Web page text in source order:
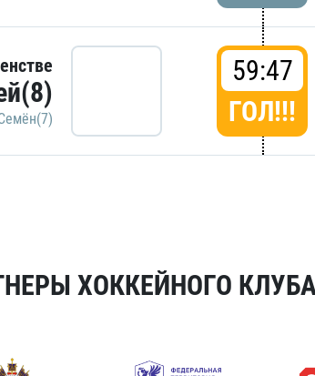
59:47
ГОЛ!!!
ХОККЕЙНОГО КЛУБА